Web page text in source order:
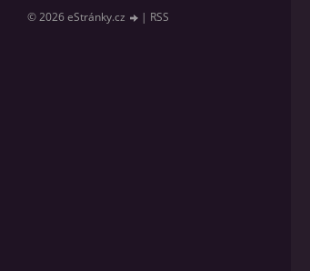
© 2026 eStránky.cz | RSS